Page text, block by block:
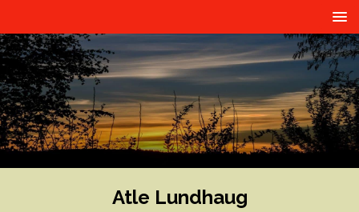
Atle Lundhaug